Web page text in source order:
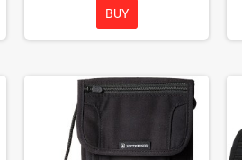
BUY